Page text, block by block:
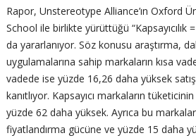
Rapor, Unstereotype Alliance’ın Oxford
School ile birlikte yürüttüğü “Kapsayıcılık
da yararlanıyor. Söz konusu araştırma,
uygulamalarına sahip markaların kısa
vadede ise yüzde 16,26 daha yüksek
kanıtlıyor. Kapsayıcı markaların
yüzde 62 daha yüksek. Ayrıca bu
fiyatlandırma gücüne ve yüzde 15 daha